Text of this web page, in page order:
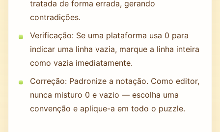
tratada de forma errada, gerando
contradições.
Verificação: Se uma plataforma usa 0 para
indicar uma linha vazia, marque a linha inteira
como vazia imediatamente.
Correção: Padronize a notação. Como editor,
nunca misturo 0 e vazio — escolha uma
convenção e aplique-a em todo o puzzle.